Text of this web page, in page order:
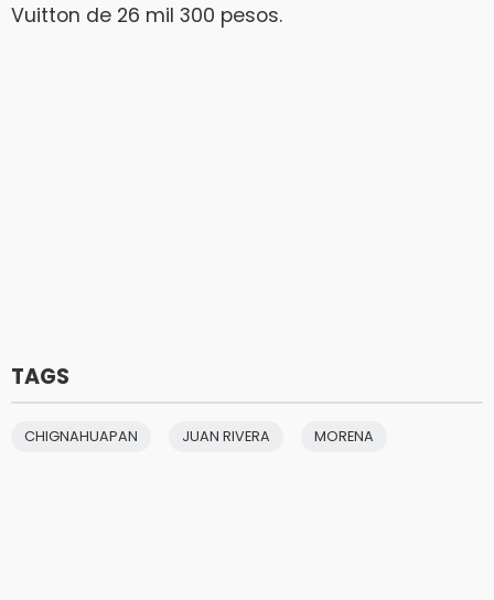
Vuitton de 26 mil 300 pesos.
TAGS
CHIGNAHUAPAN JUAN RIVERA MORENA